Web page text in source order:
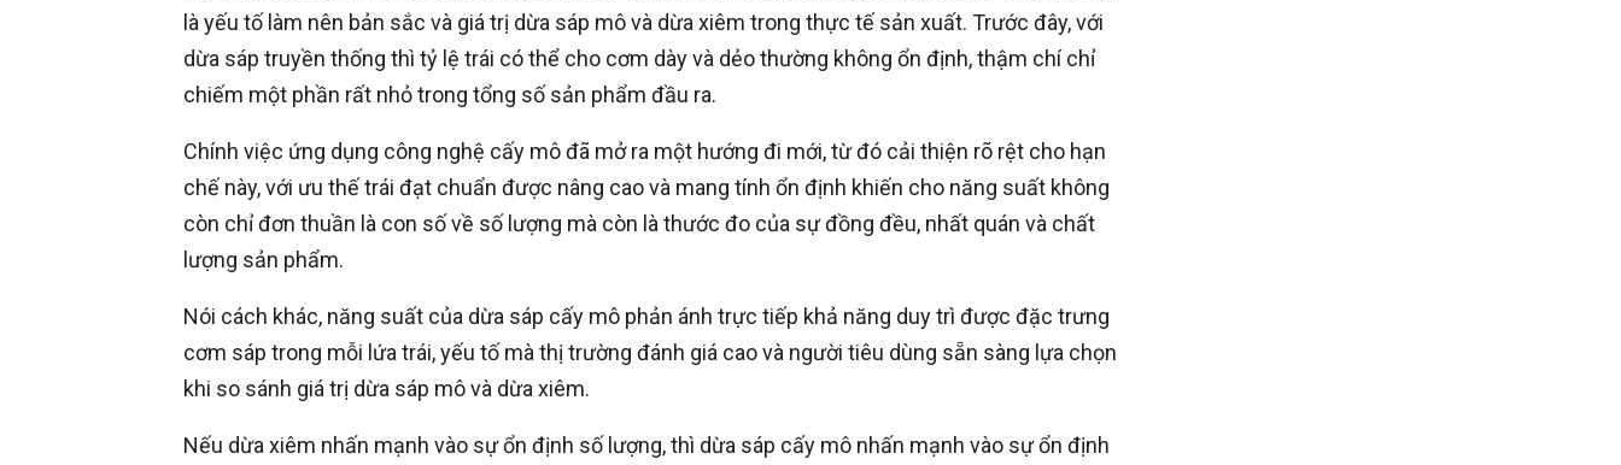
là yếu tố làm nên bản sắc và giá trị dừa sáp mô và dừa xiêm trong thực tế sản xuất. Trước đây, với
dừa sáp truyền thống thì tỷ lệ trái có thể cho cơm dày và dẻo thường không ổn định, thậm chí chỉ
chiếm một phần rất nhỏ trong tổng số sản phẩm đầu ra.
Chính việc ứng dụng công nghệ cấy mô đã mở ra một hướng đi mới, từ đó cải thiện rõ rệt cho hạn
chế này, với ưu thế trái đạt chuẩn được nâng cao và mang tính ổn định khiến cho năng suất không
còn chỉ đơn thuần là con số về số lượng mà còn là thước đo của sự đồng đều, nhất quán và chất
lượng sản phẩm.
Nói cách khác, năng suất của dừa sáp cấy mô phản ánh trực tiếp khả năng duy trì được đặc trưng
cơm sáp trong mỗi lứa trái, yếu tố mà thị trường đánh giá cao và người tiêu dùng sẵn sàng lựa chọn
khi so sánh giá trị dừa sáp mô và dừa xiêm.
Nếu dừa xiêm nhấn mạnh vào sự ổn định số lượng, thì dừa sáp cấy mô nhấn mạnh vào sự ổn định